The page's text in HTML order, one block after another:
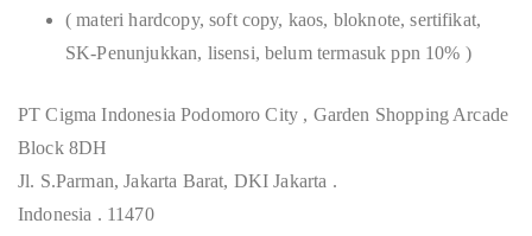
( materi hardcopy, soft copy, kaos, bloknote, sertifikat,
SK-Penunjukkan, lisensi, belum termasuk ppn 10% )
PT Cigma Indonesia Podomoro City , Garden Shopping Arcade
Block 8DH
Jl. S.Parman, Jakarta Barat, DKI Jakarta .
Indonesia . 11470